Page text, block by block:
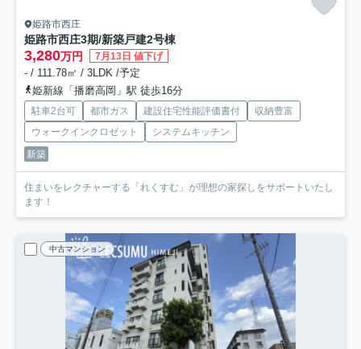
姫路市西庄
姫路市西庄3期/新築戸建2号棟
3,280万円 7月13日 値下げ
- / 111.78㎡ / 3LDK /予定
姫新線「播磨高岡」駅 徒歩16分
駐車2台可 都市ガス 建設住宅性能評価書付
収納豊富
ウォークインクロゼット
システムキッチン
新築
住まいをレクチャーする「れくすむ」が理想の家探しをサポートいたし
ます！
中古マンション